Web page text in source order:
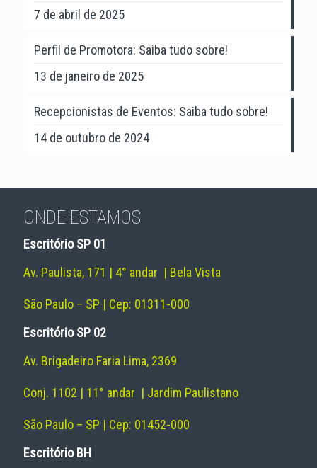
7 de abril de 2025
Perfil de Promotora: Saiba tudo sobre!
13 de janeiro de 2025
Recepcionistas de Eventos: Saiba tudo sobre!
14 de outubro de 2024
ONDE ESTAMOS
Escritório SP 01
Av. Paulista, 171 | 4° andar | Bela Vista
São Paulo – SP | Cep: 01311-000
Escritório SP 02
Av. Brigadeiro Faria Lima, 2369
Conj. 1102 | 11° andar | Jardim Paulistano
São Paulo – SP | Cep: 01452-000
Escritório BH